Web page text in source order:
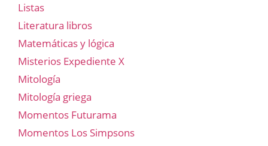
Listas
Literatura libros
Matemáticas y lógica
Misterios Expediente X
Mitología
Mitología griega
Momentos Futurama
Momentos Los Simpsons